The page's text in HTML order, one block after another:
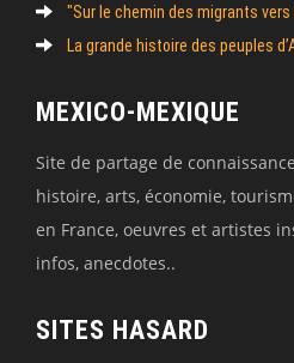
"Sur le chemin des migrants vers
La grande histoire des peuples
MEXICO-MEXIQUE
Site de partage de
histoire, arts, économie,
en France, oeuvres et artistes
infos, anecdotes..
SITES HASARD